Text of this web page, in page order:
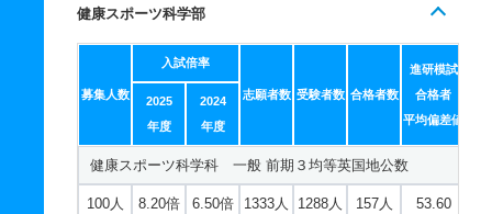
健康スポーツ科学部
募集人数
入試倍率
志願者数 受験者数 合格者数
進研模試
合格者
平均偏差値
2025
年度
2024
年度
健康スポーツ科学科 一般 前期３均等英国地公数
100人 8.20倍 6.50倍 1333人 1288人 157人 53.60